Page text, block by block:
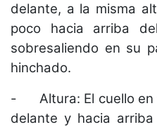
delante, a la misma
poco hacia arriba
sobresaliendo en su
hinchado.
-
Altura: El cuello
delante y hacia